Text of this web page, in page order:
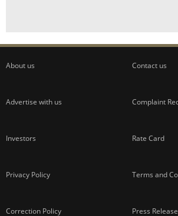
About us Contact us
Advertise with us Complaint
Investors Rate Card
Privacy Policy Terms and
Correction Policy Press